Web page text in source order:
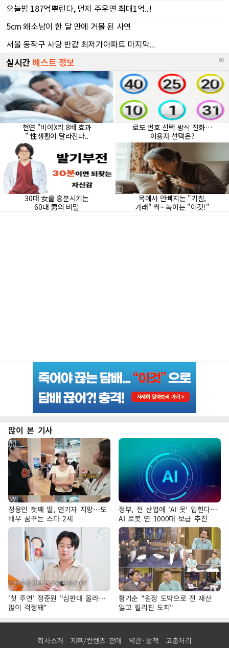
많이 본 기사
정웅인 첫째 딸, 연기자 지망…또
배우 꿈꾸는 스타 2세
정부, 전 산업에 'AI 옷' 입힌다…
AI 로봇 연 1000대 보급 추진
'첫 주연' 정준원 "심판대 올라…
많이 걱정돼"
황기순 "원정 도박으로 전 재산
잃고 필리핀 도피"
회사소개 제휴/컨텐츠 판매 약관·정책 고충처리